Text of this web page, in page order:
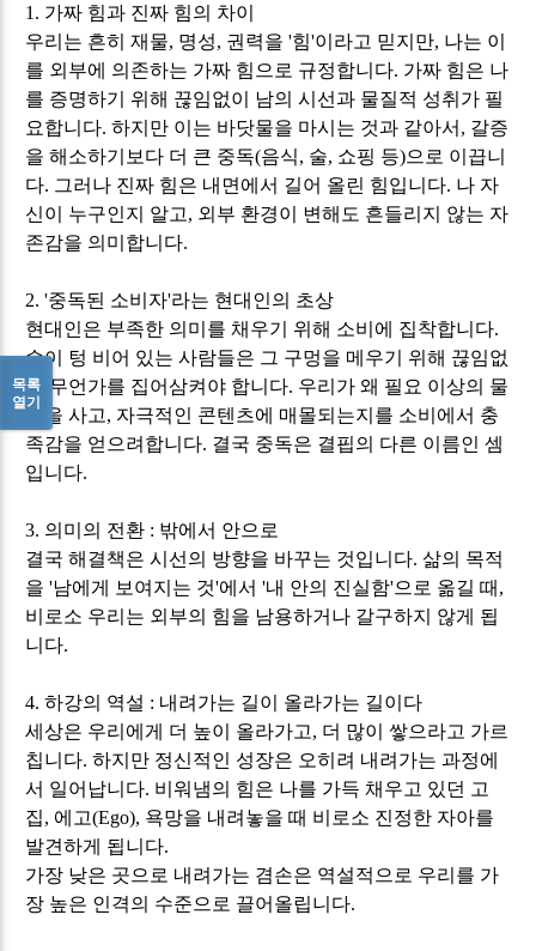
1. 가짜 힘과 진짜 힘의 차이
우리는 흔히 재물, 명성, 권력을'힘'이라고 믿지만, 나는 이
를 외부에 의존하는 가짜 힘으로 규정합니다. 가짜 힘은 나
를 증명하기 위해 끊임없이 남의 시선과 물질적 성취가 필
요합니다.하지만 이는 바닷물을 마시는 것과 같아서 , 갈증
을 해소하기보다 더 큰 중독(음식, 술, 쇼핑 등)으로 이끕니
다. 그러나 진짜 힘은 내면에서 길어 올린 힘입니다. 나 자
신이 누구인지 알고, 외부 환경이 변해도 흔들리지 않는 자
존감을 의미합니다.
2. '중독된 소비자'라는 현대인의 초상
현대인은 부족한 의미를 채우기 위해 소비에 집착합니다.
속이 텅 비어 있는 사람들은 그 구멍을 메우기 위해 끊임없
이 무언가를 집어삼켜야 합니다. 우리가 왜 필요 이상의 물
건을 사고, 자극적인 콘텐츠에 매몰되는지를 소비에서 충
족감을 얻으려합니다. 결국 중독은 결핍의 다른 이름인 셈
입니다.
3. 의미의 전환 : 밖에서 안으로
결국 해결책은 시선의 방향을 바꾸는 것입니다.삶의 목적
을'남에게 보여지는 것'에서'내 안의 진실함'으로 옮길 때 ,
비로소 우리는 외부의 힘을 남용하거나 갈구하지 않게 됩
니다.
4.하강의 역설 : 내려가는 길이 올라가는 길이다
세상은 우리에게 더 높이 올라가고, 더 많이 쌓으라고 가르
칩니다.하지만 정신적인 성장은 오히려 내려가는 과정에
서 일어납니다. 비워냄의 힘은 나를 가득 채우고 있던 고
집, 에고(Ego), 욕망을 내려놓을 때 비로소 진정한 자아를
발견하게 됩니다.
가장 낮은 곳으로 내려가는 겸손은 역설적으로 우리를 가
장 높은 인격의 수준으로 끌어올립니다.
목록
열기